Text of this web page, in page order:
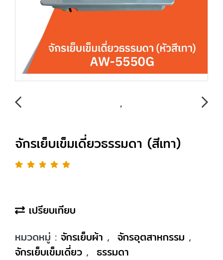
จักรเย็บเข็มเดี่ยวธรรมดา (สีเทา)
เปรียบเทียบ
หมวดหมู่ : จักรเย็บผ้า , จักรอุตสาหกรรม ,
จักรเย็บเข็มเดี่ยว , ธรรมดา